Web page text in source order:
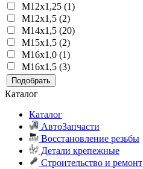
M12x1,25 (1)
M12x1,5 (2)
M14x1,5 (20)
M15x1,5 (2)
M16x1,0 (1)
M16x1,5 (3)
Подобрать
Каталог
Каталог
АвтоЗапчасти
Восстановление резьбы
Детали крепежные
Строительство и ремонт